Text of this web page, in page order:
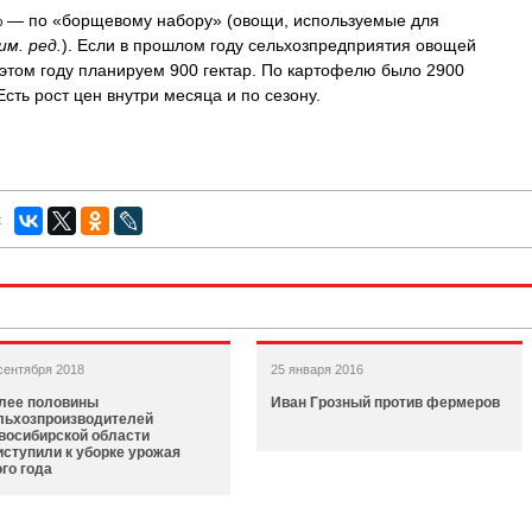
по «борщевому набору» (овощи, используемые для
ред. ). Если в прошлом году сельхозпредприятия овощей
году планируем 900 гектар. По картофелю было 2900
рост цен внутри месяца и по сезону.
2018
половины
области
к уборке урожая
года
25 января 2016
Иван Грозный против фермеров